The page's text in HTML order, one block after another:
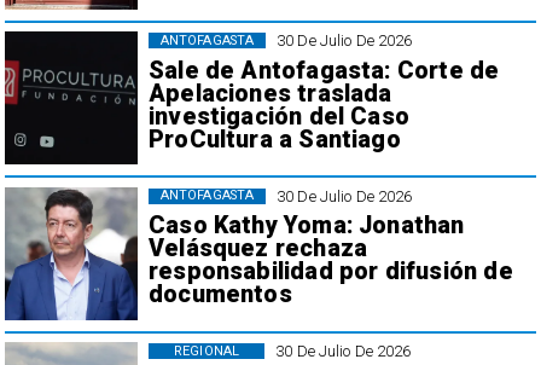
30 De Julio De 2026
Sale de Antofagasta: Corte de
Apelaciones traslada
investigación del Caso
ProCultura a Santiago
ANTOFAGASTA
30 De Julio De 2026
Caso Kathy Yoma: Jonathan
Velásquez rechaza
responsabilidad por difusión de
documentos
ANTOFAGASTA
30 De Julio De 2026
REGIONAL